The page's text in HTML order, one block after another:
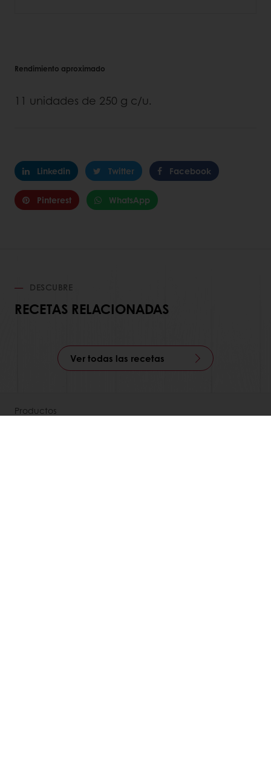
Rendimiento aproximado
11 unidades de 250 g c/u.
Linkedin Twitter Facebook
Pinterest WhatsApp
DESCUBRE
RECETAS RELACIONADAS
Ver todas las recetas
Productos